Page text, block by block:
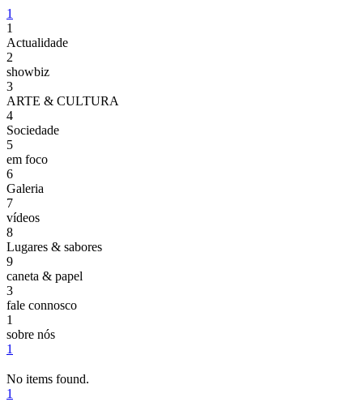
1
1
Actualidade
2
showbiz
3
ARTE & CULTURA
4
Sociedade
5
em foco
6
Galeria
7
vídeos
8
Lugares & sabores
9
caneta & papel
3
fale connosco
1
sobre nós
1
No items found.
1